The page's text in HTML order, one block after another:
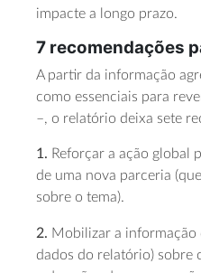
impacte a longo prazo.
7 recomendações
A partir da informação
como essenciais para
–, o relatório deixa sete
1. Reforçar a ação global
de uma nova parceria
sobre o tema).
2. Mobilizar a informação
dados do relatório) sobre